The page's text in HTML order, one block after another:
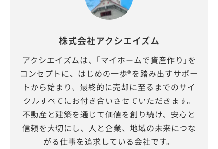
株式会社アクシエイズム
アクシエイズムは、｢マイホームで資産作り｣を
コンセプトに、はじめの一歩®を踏み出すサポー
トから始まり、最終的に売却に至るまでのサイ
クルすべてにお付き合いさせていただきます。
不動産と建築を通じて価値を創り続け、安心と
信頼を大切にし、人と企業、地域の未来につな
がる仕事を追求している会社です。